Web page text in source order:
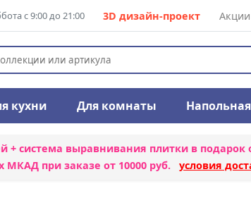
с 9:00 до 21:00 3D дизайн-проект Акции
кухни Для комнаты
+ система выравнивания плиткив подарок
МКАД при заказе от 10000 руб. условия